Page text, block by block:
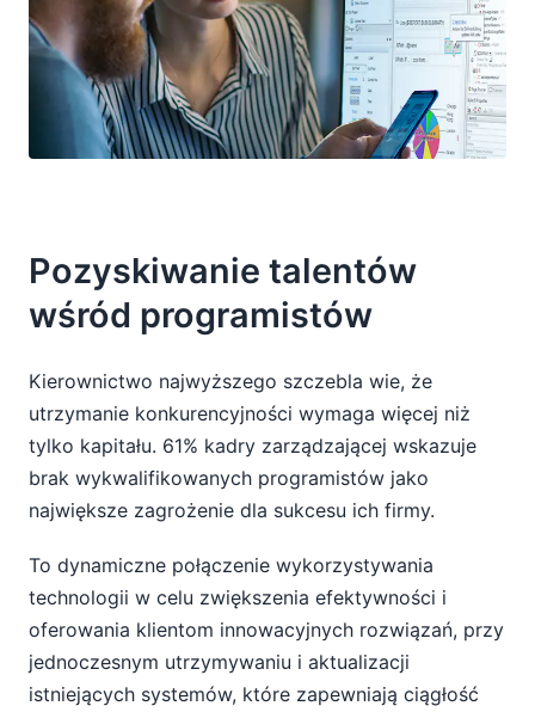
Pozyskiwanie talentów
wśród programistów
Kierownictwo najwyższego szczebla wie, że
utrzymanie konkurencyjności wymaga więcej niż
tylko kapitału. 61% kadry zarządzającej wskazuje
brak wykwalifikowanych programistów jako
największe zagrożenie dla sukcesu ich firmy.
To dynamiczne połączenie wykorzystywania
technologii w celu zwiększenia efektywności i
oferowania klientom innowacyjnych rozwiązań, przy
jednoczesnym utrzymywaniu i aktualizacji
istniejących systemów, które zapewniają ciągłość